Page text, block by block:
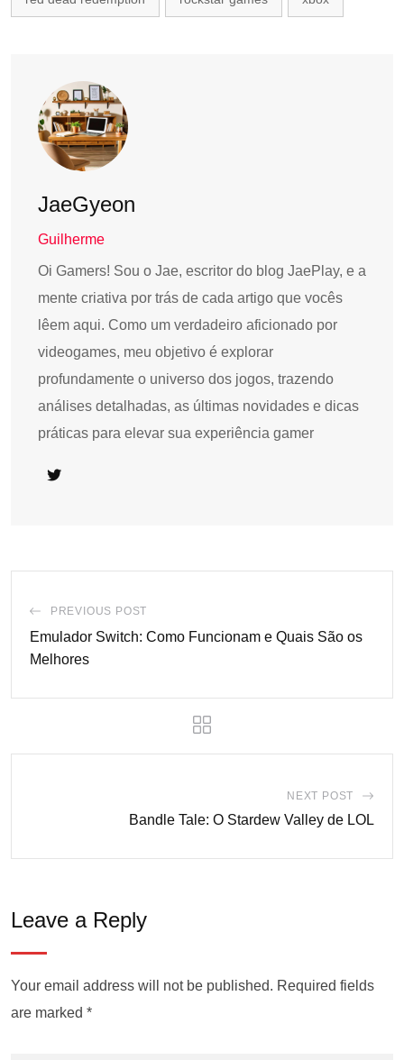
JaeGyeon
Guilherme
Oi Gamers! Sou o Jae, escritor do blog JaePlay, e a
mente criativa por trás de cada artigo que vocês
lêem aqui. Como um verdadeiro aficionado por
videogames, meu objetivo é explorar
profundamente o universo dos jogos, trazendo
análises detalhadas, as últimas novidades e dicas
práticas para elevar sua experiência gamer
PREVIOUS POST
Emulador Switch: Como Funcionam e Quais São os
Melhores
NEXT POST
Bandle Tale: O Stardew Valley de LOL
Leave a Reply
Your email address will not be published. Required fields
are marked *